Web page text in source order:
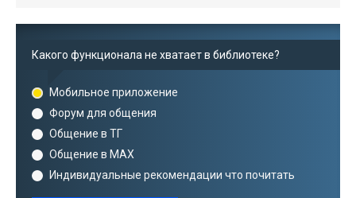
Какого функционала не хватает в библиотеке?
Мобильное приложение
Форум для общения
Общение в ТГ
Общение в MAX
Индивидуальные рекомендации что почитать